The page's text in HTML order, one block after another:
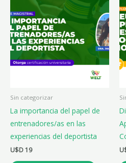
Sin categorizar
La importancia del papel de
entrenadores/as en las
experiencias del deportista
U$D19